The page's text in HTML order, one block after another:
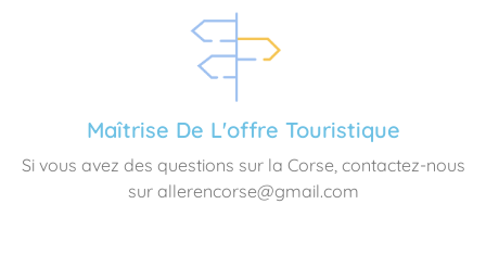
Maîtrise De L'offre Touristique
Si vous avez des questions sur la Corse, contactez-nous
sur allerencorse@gmail.com